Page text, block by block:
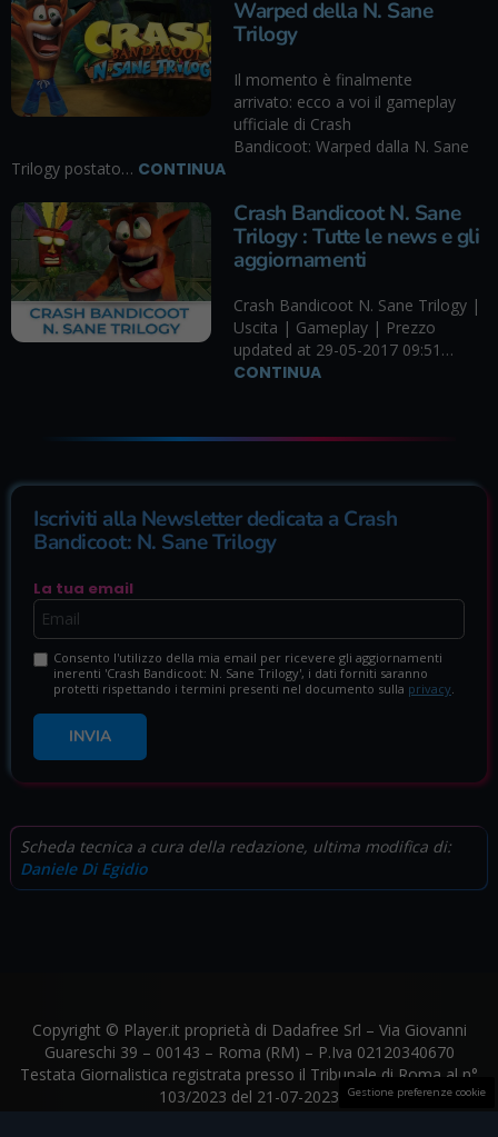
Warped della N. Sane
Trilogy
Il momento è finalmente
arrivato: ecco a voi il gameplay
ufficiale di Crash
Bandicoot: Warped dalla N. Sane
Trilogy postato… CONTINUA
Crash Bandicoot N. Sane
Trilogy : Tutte le news e gli
aggiornamenti
Crash Bandicoot N. Sane Trilogy |
Uscita | Gameplay | Prezzo
updated at 29-05-2017 09:51…
CONTINUA
Iscriviti alla Newsletter dedicata a Crash
Bandicoot: N. Sane Trilogy
La tua email
Consento l'utilizzo della mia email per ricevere gli aggiornamenti
inerenti 'Crash Bandicoot: N. Sane Trilogy', i dati forniti saranno
protetti rispettando i termini presenti nel documento sulla privacy
INVIA
Scheda tecnica a cura della redazione, ultima modifica di:
Daniele Di Egidio
Copyright © Player.it proprietà di Dadafree Srl – Via Giovanni
Guareschi 39 – 00143 – Roma (RM) – P.Iva 02120340670
Testata Giornalistica registrata presso il Tribunale di Roma al n°
103/2023 del 21-07-2023
Gestione preferenze cookie